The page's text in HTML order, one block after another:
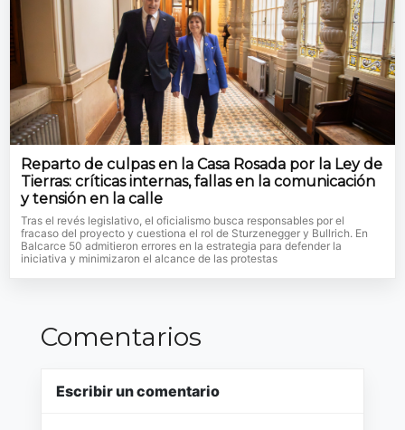
Reparto de culpas en la Casa Rosada por la Ley de
Tierras: críticas internas, fallas en la comunicación
y tensión en la calle
Tras el revés legislativo, el oficialismo busca responsables por el
fracaso del proyecto y cuestiona el rol de Sturzenegger y Bullrich. En
Balcarce 50 admitieron errores en la estrategia para defender la
iniciativa y minimizaron el alcance de las protestas
Comentarios
Escribir un comentario